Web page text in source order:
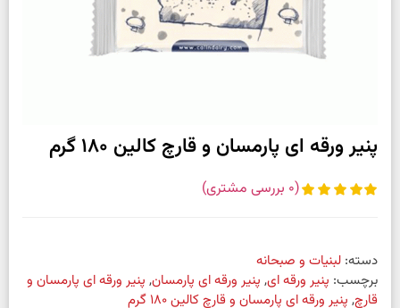
پنیر ورقه ای پارمسان و قارچ کالین ۱۸۰ گرم
(
0 بررسی مشتری)
دسته: لبنیات و صبحانه
برچسب: پنیر ورقه ای, پنیر ورقه ای پارمسان, پنیر ورقه ای پارمسان و
قارچ, پنیر ورقه ای پارمسان و قارچ کالین ۱۸۰ گرم